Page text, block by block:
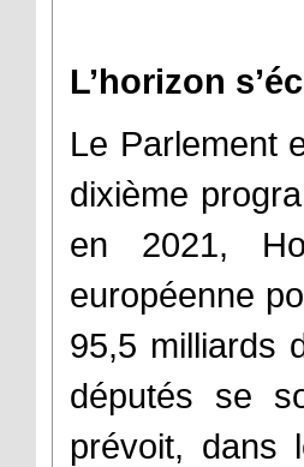
L’horizon
Le Parlement
dixième
en 2021,
européenne
95,5 milliards
députés se
prévoit, dans